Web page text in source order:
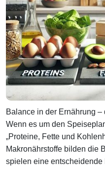
Balance in der Ernährung
Wenn es um den
„Proteine, Fette und
Makronährstoffe bilden die
spielen eine